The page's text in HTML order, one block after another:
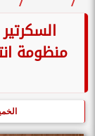
منظومة